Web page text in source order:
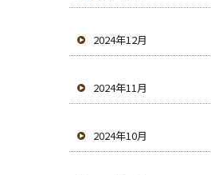
2024年12月
2024年11月
2024年10月